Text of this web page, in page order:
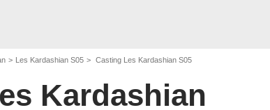
Les Kardashian S05 Casting Les Kardashian S05
Kardashian